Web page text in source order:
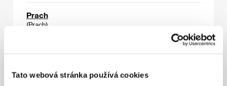
Tato webová stránka používá cookies
Prach
(Prach)
Režie: Vít Zapletal / Česká republika, 2015, 98 min
jejich otce stihne mrtvice. Subtilní rodinné drama od